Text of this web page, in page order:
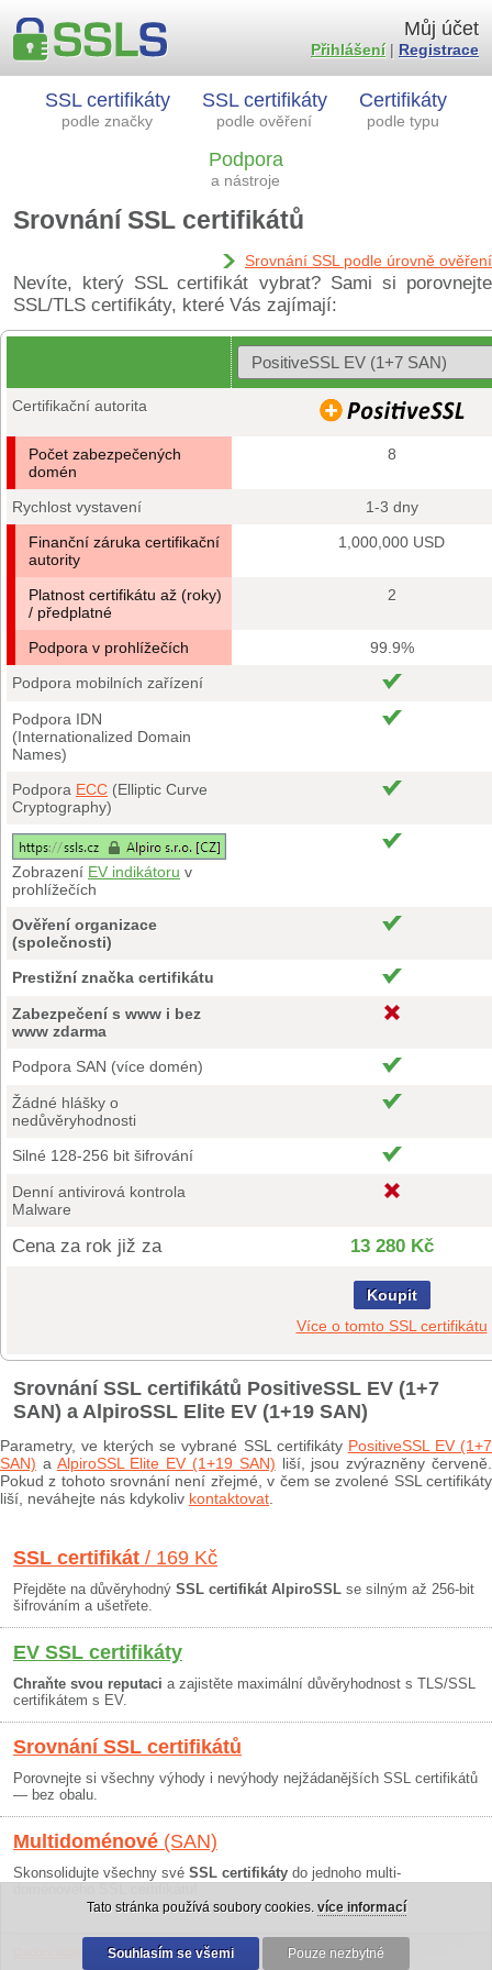
SSL certifikáty
podle značky
SSL certifikáty
podle ověření
Certifikáty
podle typu
Podpora
a nástroje
Můj účet
Přihlášení| Registrace
Srovnání SSL certifikátů
Srovnání SSL podle úrovně ověření
Nevíte, který SSL certifikát vybrat? Sami si porovnejte
SSL/TLS certifikáty, které Vás zajímají:
Certifikační autorita
Počet zabezpečených
domén
8
Rychlost vystavení
1-3 dny
Finanční záruka certifikační
autority
1,000,000 USD
Platnost certifikátu až (roky)
/ předplatné
2
Podpora v prohlížečích
99.9%
Podpora mobilních zařízení
Podpora IDN
(Internationalized Domain
Names)
Podpora ECC (Elliptic Curve
Cryptography)
Zobrazení EV indikátoru v
prohlížečích
Ověření organizace
(společnosti)
Prestižní značka certifikátu
Zabezpečení s www i bez
www zdarma
Podpora SAN (více domén)
Žádné hlášky o
nedůvěryhodnosti
Silné 128-256 bit šifrování
Denní antivirová kontrola
Malware
Cena za rok již za 13 280 Kč
Koupit
Více o tomto SSL certifikátu
Srovnání SSL certifikátů PositiveSSL EV (1+7
SAN) a AlpiroSSL Elite EV (1+19 SAN)
Parametry, ve kterých se vybrané SSL certifikáty PositiveSSL EV (1+7
SAN) a AlpiroSSL Elite EV (1+19 SAN) liší, jsou zvýrazněny červeně.
Pokud z tohoto srovnání není zřejmé, v čem se zvolené SSL certifikáty
liší, neváhejte nás kdykoliv kontaktovat
SSL certifikát / 169 Kč
Přejděte na důvěryhodný SSL certifikát AlpiroSSL se silným až 256-bit
šifrováním a ušetřete.
EV SSL certifikáty
Chraňte svou reputaci a zajistěte maximální důvěryhodnost s TLS/SSL
certifikátem s EV.
Srovnání SSL certifikátů
Porovnejte si všechny výhody i nevýhody nejžádanějších SSL certifikátů
— bez obalu.
Multidoménové (SAN)
Skonsolidujte všechny své SSL certifikáty do jednoho multi-
Obchodní podmínky|30 dní záruka
Tato stránka používá soubory cookies. více informací
Souhlasím se všemi Pouze nezbytné